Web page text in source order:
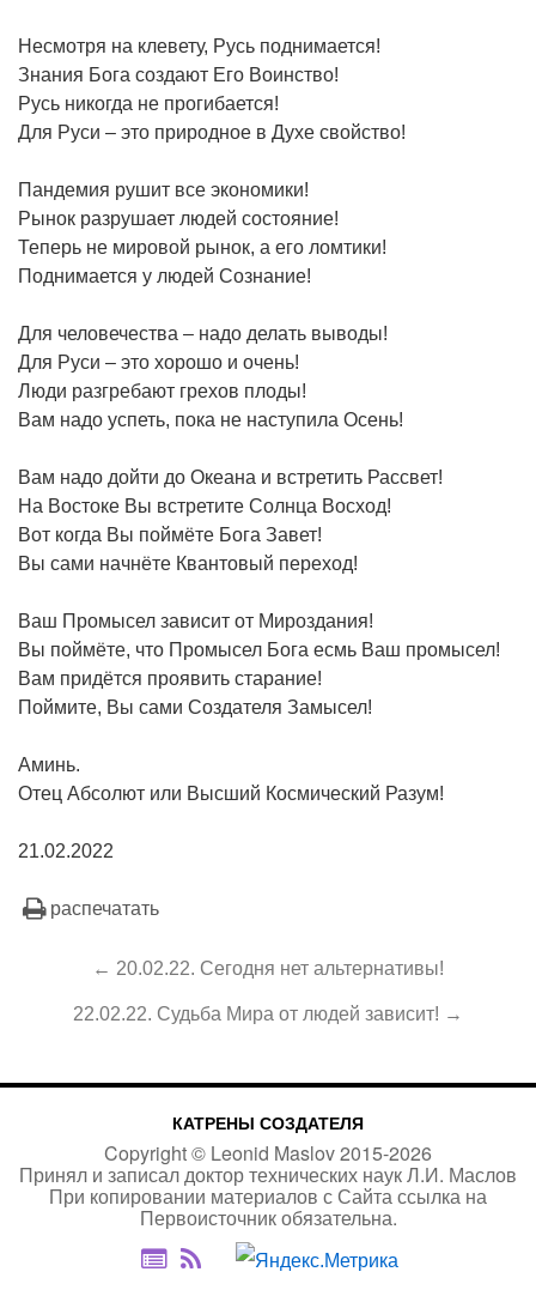
Несмотря на клевету, Русь поднимается!
Знания Бога создают Его Воинство!
Русь никогда не прогибается!
Для Руси – это природное в Духе свойство!
Пандемия рушит все экономики!
Рынок разрушает людей состояние!
Теперь не мировой рынок, а его ломтики!
Поднимается у людей Сознание!
Для человечества – надо делать выводы!
Для Руси – это хорошо и очень!
Люди разгребают грехов плоды!
Вам надо успеть, пока не наступила Осень!
Вам надо дойти до Океана и встретить Рассвет!
На Востоке Вы встретите Солнца Восход!
Вот когда Вы поймёте Бога Завет!
Вы сами начнёте Квантовый переход!
Ваш Промысел зависит от Мироздания!
Вы поймёте, что Промысел Бога есмь Ваш промысел!
Вам придётся проявить старание!
Поймите, Вы сами Создателя Замысел!
Аминь.
Отец Абсолют или Высший Космический Разум!
21.02.2022
распечатать
← 20.02.22. Сегодня нет альтернативы!
22.02.22. Судьба Мира от людей зависит! →
КАТРЕНЫ СОЗДАТЕЛЯ
Copyright © Leonid Maslov2015-2026
Принял и записал доктор технических наук Л.И. Маслов
При копировании материалов с Сайтассылка на
Первоисточникобязательна.